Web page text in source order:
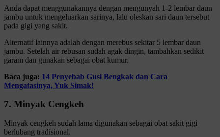
Anda dapat menggunakannya dengan mengunyah 1-2 lembar daun
jambu untuk mengeluarkan sarinya, lalu oleskan sari daun tersebut
pada gigi yang sakit.
Alternatif lainnya adalah dengan merebus sekitar 5 lembar daun
jambu. Setelah air rebusan sudah agak dingin, tambahkan sedikit
garam dan gunakan sebagai obat kumur.
Baca juga: 14 Penyebab Gusi Bengkak dan Cara
Mengatasinya, Yuk Simak!
7. Minyak Cengkeh
Minyak cengkeh sudah lama digunakan sebagai obat sakit gigi
berlubang tradisional.